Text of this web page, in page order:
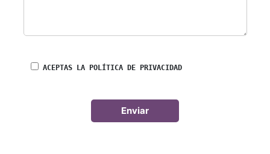
ACEPTAS LA POLÍTICA DE PRIVACIDAD